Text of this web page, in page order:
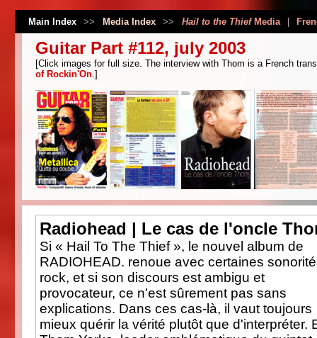
Main Index >> Media Index >> Hail to the ThiefMedia
Guitar Part #112, july 2003
[Click images for full size. The interview with Thom is a French
of Rockin'On .]
Radiohead | Le cas de l'oncle
Si « Hail To The Thief », le nouvel album de
RADIOHEAD. renoue avec certaines
rock, et si son discours est ambigu et
provocateur, ce n'est sûrement pas sans
explications. Dans ces cas-là, il vaut toujours
mieux quérir la vérité plutôt que d'interpréter.